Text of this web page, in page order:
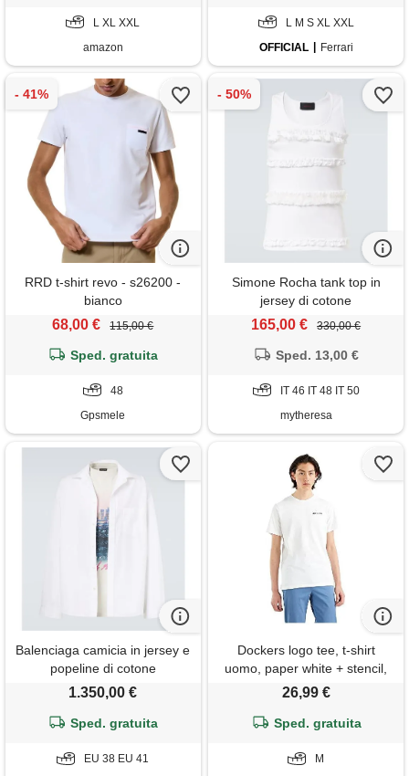
L XL XXL
amazon
L M S XL XXL
OFFICIAL
Ferrari
RRD t-shirt revo - s26200 -
bianco
68,00 € 115,00 €
Sped. gratuita
48
Gpsmele
Simone Rocha tank top in
jersey di cotone
165,00 € 330,00 €
Sped. 13,00 €
IT 46 IT 48 IT 50
mytheresa
Balenciaga camicia in jersey e
popeline di cotone
1.350,00 €
Sped. gratuita
EU 38 EU 41
Dockers logo tee, t-shirt
uomo, paper white + stencil,
m
26,99 €
Sped. gratuita
M